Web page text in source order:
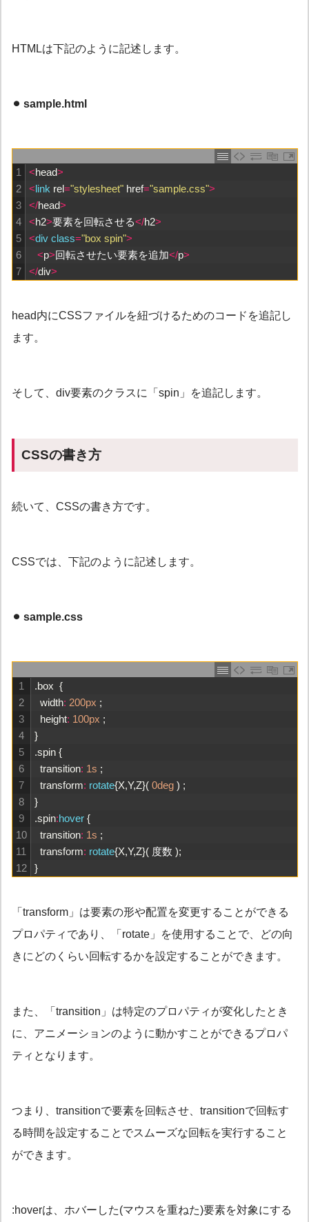
HTMLは下記のように記述します。
⚫︎ sample.html
1
2
3
4
5
6
7
<head>
<link rel="stylesheet" href="sample.css">
</head>
<h2>要素を回転させる</h2>
<div class="box spin">
<p>回転させたい要素を追加</p>
</div>
head内にCSSファイルを紐づけるためのコードを追記し
ます。
そして、div要素のクラスに「spin」を追記します。
CSSの書き方
続いて、CSSの書き方です。
CSSでは、下記のように記述します。
⚫︎ sample.css
1
2
3
4
5
6
7
8
9
10
11
12
.box {
width: 200px ;
height: 100px ;
}
.spin {
transition: 1s ;
transform: rotate{X,Y,Z}( 0deg ) ;
}
.spin:hover {
transition: 1s ;
transform: rotate{X,Y,Z}( 度数 );
}
「transform」は要素の形や配置を変更することができる
プロパティであり、「rotate」を使用することで、どの向
きにどのくらい回転するかを設定することができます。
また、「transition」は特定のプロパティが変化したとき
に、アニメーションのように動かすことができるプロパ
ティとなります。
つまり、transitionで要素を回転させ、transitionで回転す
る時間を設定することでスムーズな回転を実行すること
ができます。
:hoverは、ホバーした(マウスを重ねた)要素を対象にする